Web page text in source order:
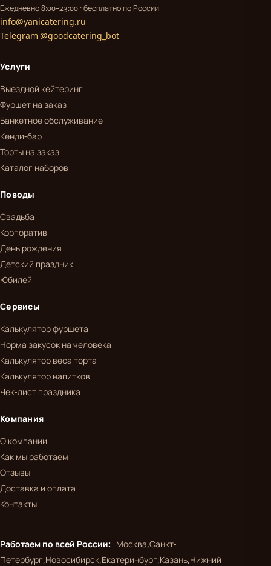
Ежедневно 8:00–23:00 · бесплатно по России
info@yanicatering.ru
Telegram @goodcatering_bot
Услуги
Выездной кейтеринг
Фуршет на заказ
Банкетное обслуживание
Кенди-бар
Торты на заказ
Каталог наборов
Поводы
Свадьба
Корпоратив
День рождения
Детский праздник
Юбилей
Сервисы
Калькулятор фуршета
Норма закусок на человека
Калькулятор веса торта
Калькулятор напитков
Чек-лист праздника
Компания
О компании
Как мы работаем
Отзывы
Доставка и оплата
Контакты
Работаем по всей России: Москва,Санкт-
Петербург,Новосибирск,Екатеринбург,Казань,Нижний